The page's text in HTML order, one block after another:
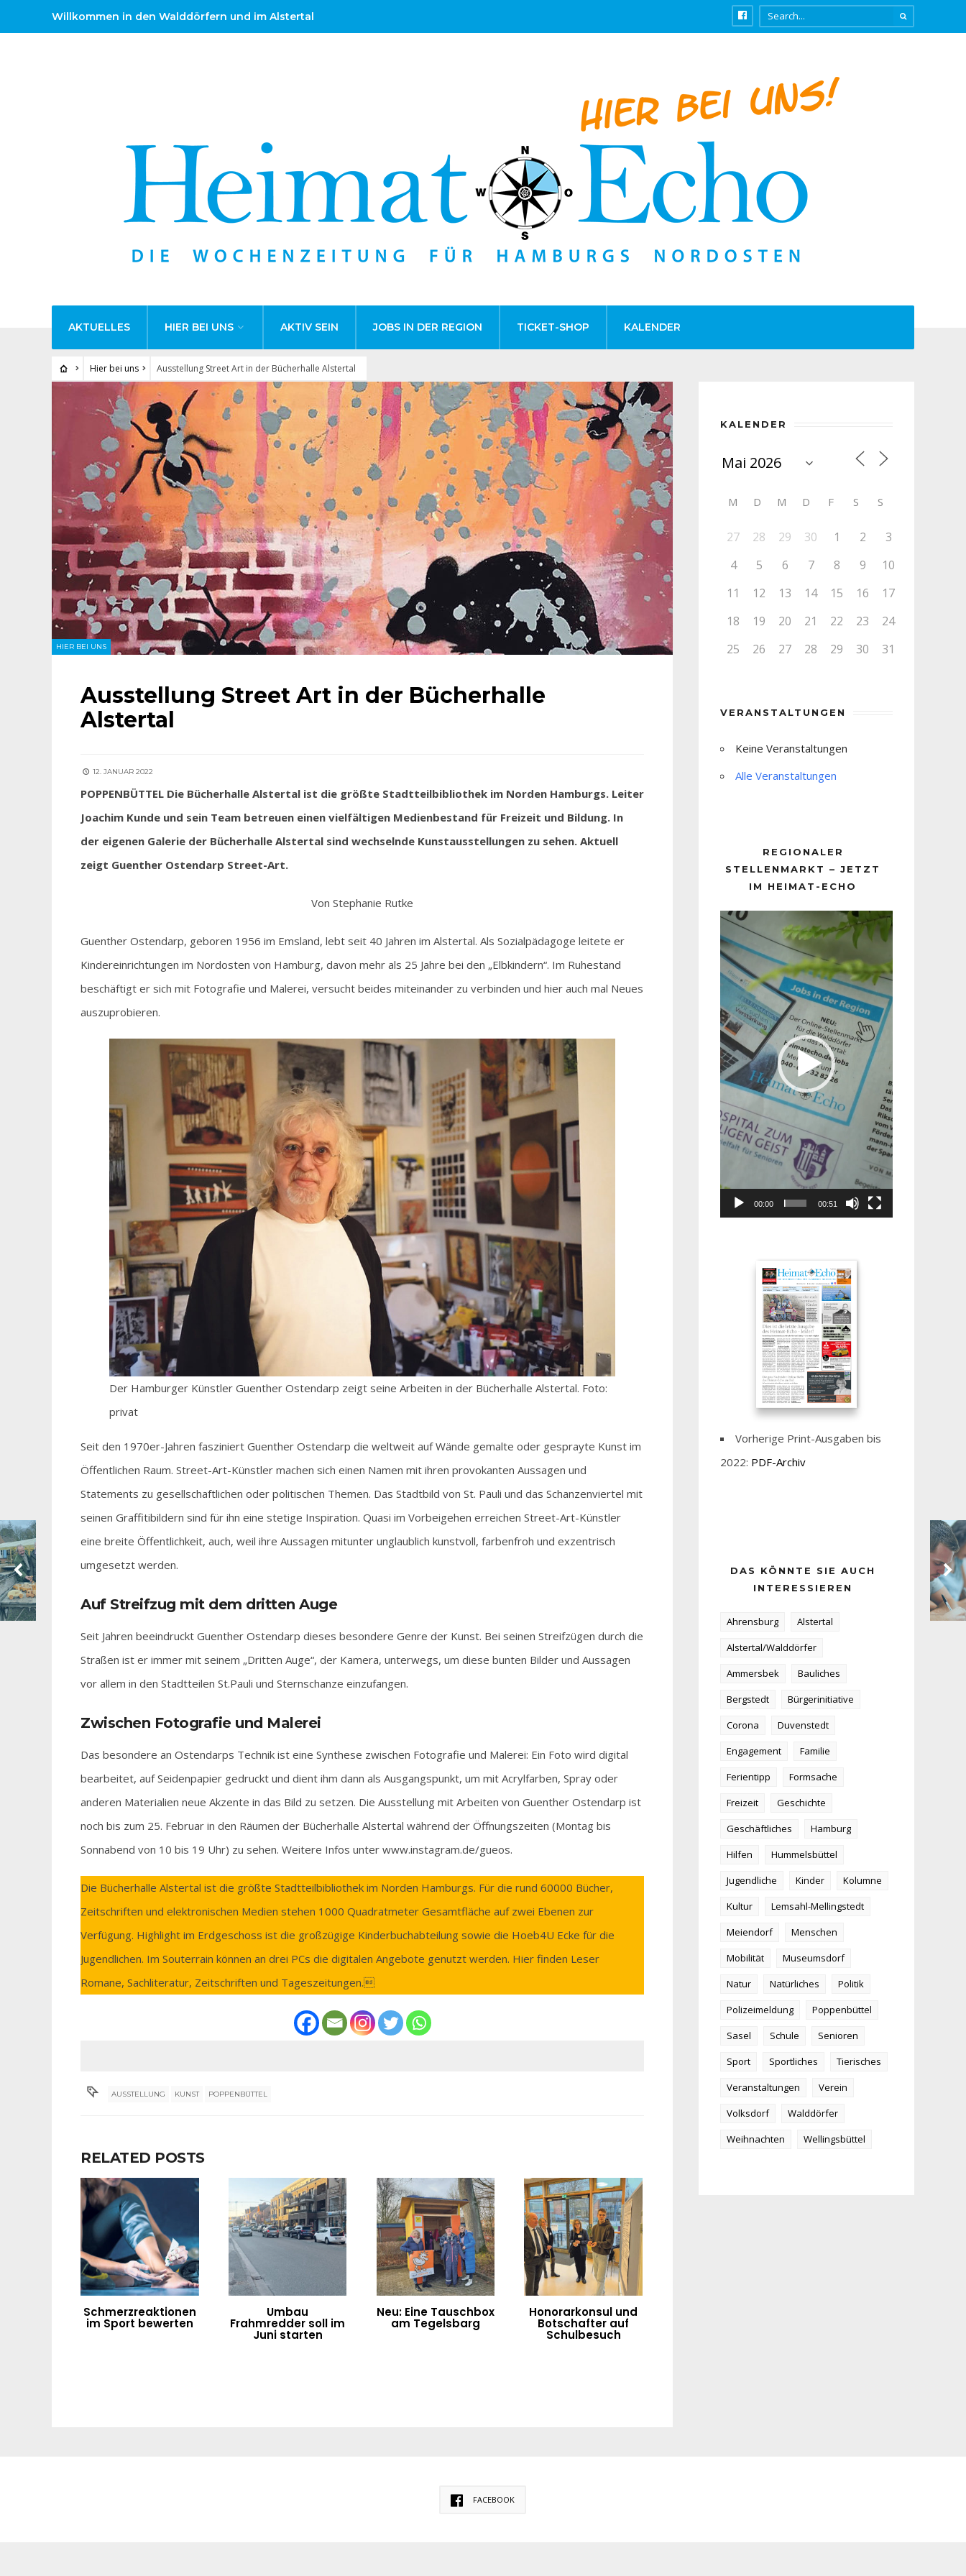
Willkommen in den Walddörfern und im Alstertal
AKTUELLES HIER BEI UNS AKTIV SEIN JOBS IN DER REGION TICKET-SHOP KALENDER
Hier bei uns Ausstellung Street Art in der Bücherhalle Alstertal
HIER BEI UNS
Ausstellung Street Art in der Bücherhalle
Alstertal
12. JANUAR 2022
POPPENBÜTTEL Die Bücherhalle Alstertal ist die größte Stadtteilbibliothek im Norden Hamburgs. Leiter
Joachim Kunde und sein Team betreuen einen vielfältigen Medienbestand für Freizeit und Bildung. In
der eigenen Galerie der Bücherhalle Alstertal sind wechselnde Kunstausstellungen zu sehen. Aktuell
zeigt Guenther Ostendarp Street-Art.
Von Stephanie Rutke
Guenther Ostendarp, geboren 1956 im Emsland, lebt seit 40 Jahren im Alstertal. Als Sozialpädagoge leitete er
Kindereinrichtungen im Nordosten von Hamburg, davon mehr als 25 Jahre bei den „Elbkindern“. Im Ruhestand
beschäftigt er sich mit Fotografie und Malerei, versucht beides miteinander zu verbinden und hier auch mal Neues
auszuprobieren.
Der Hamburger Künstler Guenther Ostendarp zeigt seine Arbeiten in der Bücherhalle Alstertal. Foto:
privat
Seit den 1970er-Jahren fasziniert Guenther Ostendarp die weltweit auf Wände gemalte oder gesprayte Kunst im
Öffentlichen Raum. Street-Art-Künstler machen sich einen Namen mit ihren provokanten Aussagen und
Statements zu gesellschaftlichen oder politischen Themen. Das Stadtbild von St. Pauli und das Schanzenviertel mit
seinen Graffitibildern sind für ihn eine stetige Inspiration. Quasi im Vorbeigehen erreichen Street-Art-Künstler
eine breite Öffentlichkeit, auch, weil ihre Aussagen mitunter unglaublich kunstvoll, farbenfroh und exzentrisch
umgesetzt werden.
Auf Streifzug mit dem dritten Auge
Seit Jahren beeindruckt Guenther Ostendarp dieses besondere Genre der Kunst. Bei seinen Streifzügen durch die
Straßen ist er immer mit seinem „Dritten Auge“, der Kamera, unterwegs, um diese bunten Bilder und Aussagen
vor allem in den Stadtteilen St.Pauli und Sternschanze einzufangen.
Zwischen Fotografie und Malerei
Das besondere an Ostendarps Technik ist eine Synthese zwischen Fotografie und Malerei: Ein Foto wird digital
bearbeitet, auf Seidenpapier gedruckt und dient ihm dann als Ausgangspunkt, um mit Acrylfarben, Spray oder
anderen Materialien neue Akzente in das Bild zu setzen. Die Ausstellung mit Arbeiten von Guenther Ostendarp ist
noch bis zum 25. Februar in den Räumen der Bücherhalle Alstertal während der Öffnungszeiten (Montag bis
Sonnabend von 10 bis 19 Uhr) zu sehen. Weitere Infos unter www.instagram.de/gueos.
Die Bücherhalle Alstertal ist die größte Stadtteilbibliothek im Norden Hamburgs. Für die rund 60000 Bücher,
Zeitschriften und elektronischen Medien stehen 1000 Quadratmeter Gesamtfläche auf zwei Ebenen zur
Verfügung. Highlight im Erdgeschoss ist die großzügige Kinderbuchabteilung sowie die Hoeb4U Ecke für die
Jugendlichen. Im Souterrain können an drei PCs die digitalen Angebote genutzt werden. Hier finden Leser
Romane, Sachliteratur, Zeitschriften und Tageszeitungen.
AUSSTELLUNG KUNST POPPENBÜTTEL
RELATED POSTS
Schmerzreaktionen
im Sport bewerten
Umbau
Frahmredder soll im
Juni starten
Neu: Eine Tauschbox
am Tegelsbarg
Honorarkonsul und
Botschafter auf
Schulbesuch
KALENDER
M D M D F S S
27 28 29 30 1 2
3
4
5 6 7 8 9
10
11
12 13 14 15 16
17
18
19 20 21 22 23
24
25
26 27 28 29 30 31
VERANSTALTUNGEN
Keine Veranstaltungen
Alle Veranstaltungen
REGIONALER
STELLENMARKT – JETZT
IM HEIMAT-ECHO
Player
00:00 00:51
Vorherige Print-Ausgaben bis
2022: PDF-Archiv
DAS KÖNNTE SIE AUCH
INTERESSIEREN
Ahrensburg
Alstertal
Alstertal/Walddörfer
Ammersbek
Bauliches
Bergstedt
Bürgerinitiative
Corona
Duvenstedt
Engagement
Familie
Ferientipp
Formsache
Freizeit
Geschichte
Geschäftliches
Hamburg
Hilfen
Hummelsbüttel
Jugendliche
Kinder
Kolumne
Kultur
Lemsahl-Mellingstedt
Meiendorf
Menschen
Mobilität
Museumsdorf
Natur
Natürliches
Politik
Polizeimeldung
Poppenbüttel
Sasel
Schule
Senioren
Sport
Sportliches
Tierisches
Veranstaltungen
Verein
Volksdorf
Walddörfer
Weihnachten
Wellingsbüttel
FACEBOOK